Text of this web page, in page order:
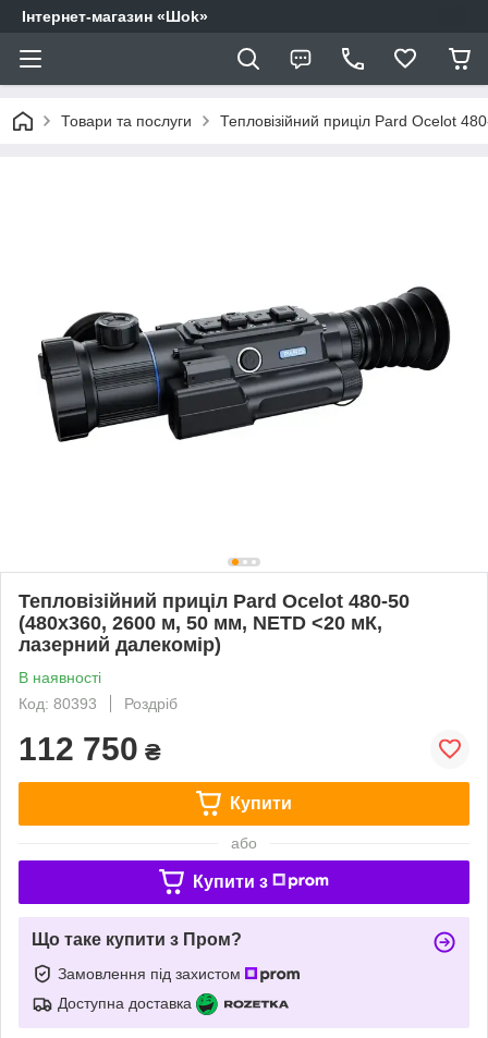
Інтернет-магазин «Шоk»
Товари та послуги Тепловізійний приціл Pard Ocelot
Тепловізійний приціл Pard Ocelot 480-50
(480x360, 2600 м, 50 мм, NETD <20 мК,
лазерний далекомір)
В наявності
Код: 80393
Роздріб
112 750 ₴
Купити
або
Купити з
Що таке купити з Пром?
Замовлення під захистом
Доступна доставка